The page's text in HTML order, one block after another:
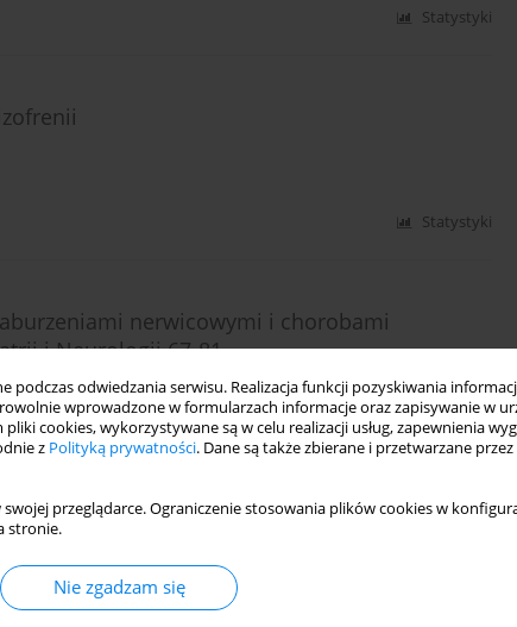
podczas odwiedzania serwisu. Realizacja funkcji pozyskiwania
wprowadzone w formularzach informacje oraz zapisywanie w
pliki cookies, wykorzystywane są w celu realizacji usług, zapewnienia
z Polityką prywatności. Dane są także zbierane i przetwarzane
przeglądarce. Ograniczenie stosowania plików cookies w
stronie.
Nie zgadzam się
Statystyki
Statystyki
nerwicowymi i chorobami
i Neurologii 67-81
Statystyki
13-27